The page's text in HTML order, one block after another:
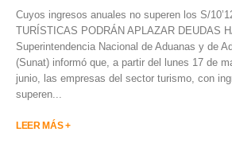
Cuyos ingresos anuales no superen los S/
TURÍSTICAS PODRÁN APLAZAR DEUDAS
Superintendencia Nacional de Aduanas y de
(Sunat) informó que, a partir del lunes 17 de
junio, las empresas del sector turismo, con
superen...
LEER MÁS +